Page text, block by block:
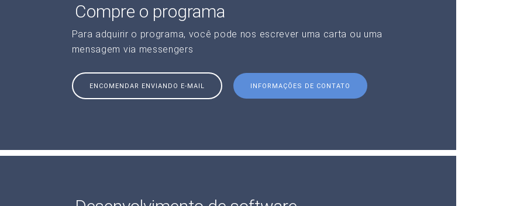
Compre o programa
Para adquirir o programa, você pode nos escrever uma carta ou uma
mensagem via messengers
ENCOMENDAR ENVIANDO E-MAIL INFORMAÇÕES DE CONTATO